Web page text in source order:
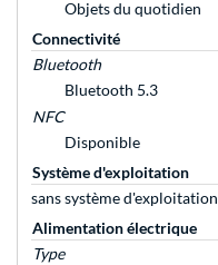
Objets du quotidien
Connectivité
Bluetooth
Bluetooth 5.3
NFC
Disponible
Système d'exploitation
sans système d'exploitation
Alimentation électrique
Type